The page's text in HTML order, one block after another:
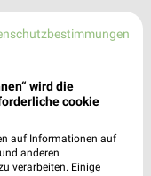
Geöffnetwird die
cookie
auf Informationen auf
anderen
verarbeiten. Einige